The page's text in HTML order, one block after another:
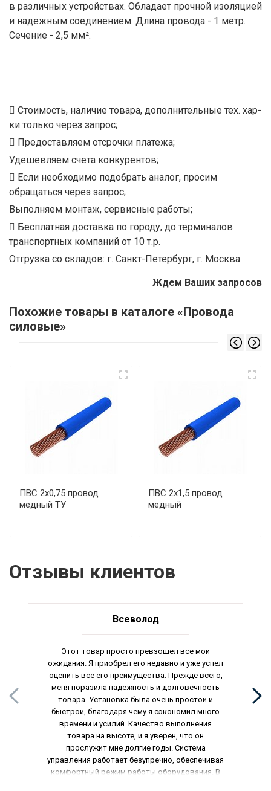
в различных устройствах. Обладает прочной изоляцией
и надежным соединением. Длина провода - 1 метр.
Сечение - 2,5 мм².
Стоимость, наличие товара, дополнительные тех. хар-
ки только через запрос;
Предоставляем отсрочки платежа;
Удешевляем счета конкурентов;
Если необходимо подобрать аналог, просим
обращаться через запрос;
Выполняем монтаж, сервисные работы;
Бесплатная доставка по городу, до терминалов
транспортных компаний от 10 т.р.
Отгрузка со складов: г. Санкт-Петербург, г. Москва
Ждем Ваших запросов
Похожие товары в каталоге «Провода
силовые»
ПВС 2х0,75 провод
медный ТУ
ПВС 2х1,5 провод
медный
Отзывы клиентов
Всеволод
Этот товар просто превзошел все мои
ожидания. Я приобрел его недавно и уже успел
оценить все его преимущества. Прежде всего,
меня поразила надежность и долговечность
товара. Установка была очень простой и
быстрой, благодаря чему я сэкономил много
времени и усилий. Качество выполнения
товара на высоте, и я уверен, что он
прослужит мне долгие годы. Система
управления работает безупречно, обеспечивая
комфортный режим работы оборудования. В